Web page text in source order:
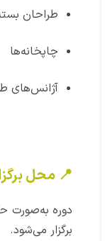
طراحان
چاپخانه‌ها
آژانس‌های
📍 محل
دوره به‌صورت
برگزار می‌شود.